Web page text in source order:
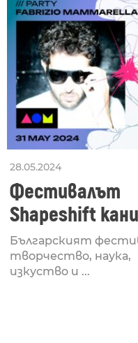
28.05.2024
Фестивалът
Shapeshift кани
Fabrizio
за
Българският
творчество, наука,
изкуство и ...